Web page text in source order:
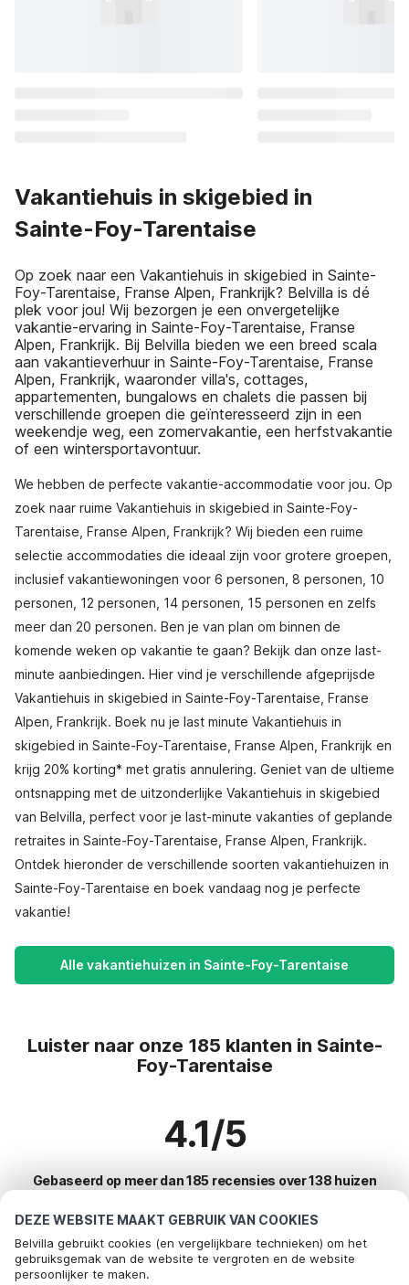
DEZE WEBSITE MAAKT GEBRUIK VAN COOKIES
Belvilla gebruikt cookies (en vergelijkbare technieken) om het
gebruiksgemak van de website te vergroten en de website
persoonlijker te maken.
Vakantiehuis in skigebied in
Sainte-Foy-Tarentaise
Op zoek naar een Vakantiehuis in skigebied in Sainte-
Foy-Tarentaise, Franse Alpen, Frankrijk? Belvilla is dé
plek voor jou! Wij bezorgen je een onvergetelijke
vakantie-ervaring in Sainte-Foy-Tarentaise, Franse
Alpen, Frankrijk. Bij Belvilla bieden we een breed scala
aan vakantieverhuur in Sainte-Foy-Tarentaise, Franse
Alpen, Frankrijk, waaronder villa's, cottages,
appartementen, bungalows en chalets die passen bij
verschillende groepen die geïnteresseerd zijn in een
weekendje weg, een zomervakantie, een herfstvakantie
of een wintersportavontuur.
We hebben de perfecte vakantie-accommodatie voor jou. Op
zoek naar ruime Vakantiehuis in skigebied in Sainte-Foy-
Tarentaise, Franse Alpen, Frankrijk? Wij bieden een ruime
selectie accommodaties die ideaal zijn voor grotere groepen,
inclusief vakantiewoningen voor 6 personen, 8 personen, 10
personen, 12 personen, 14 personen, 15 personen en zelfs
meer dan 20 personen. Ben je van plan om binnen de
komende weken op vakantie te gaan? Bekijk dan onze last-
minute aanbiedingen. Hier vind je verschillende afgeprijsde
Vakantiehuis in skigebied in Sainte-Foy-Tarentaise, Franse
Alpen, Frankrijk. Boek nu je last minute Vakantiehuis in
skigebied in Sainte-Foy-Tarentaise, Franse Alpen, Frankrijk en
krijg 20% korting* met gratis annulering. Geniet van de ultieme
ontsnapping met de uitzonderlijke Vakantiehuis in skigebied
van Belvilla, perfect voor je last-minute vakanties of geplande
retraites in Sainte-Foy-Tarentaise, Franse Alpen, Frankrijk.
Ontdek hieronder de verschillende soorten vakantiehuizen in
Sainte-Foy-Tarentaise en boek vandaag nog je perfecte
vakantie!
Alle vakantiehuizen in Sainte-Foy-Tarentaise
Luister naar onze 185 klanten in Sainte-
Foy-Tarentaise
4.1/5
Gebaseerd op meer dan 185 recensies over 138 huizen
Meest populaire bestemmingen voor
vakantie